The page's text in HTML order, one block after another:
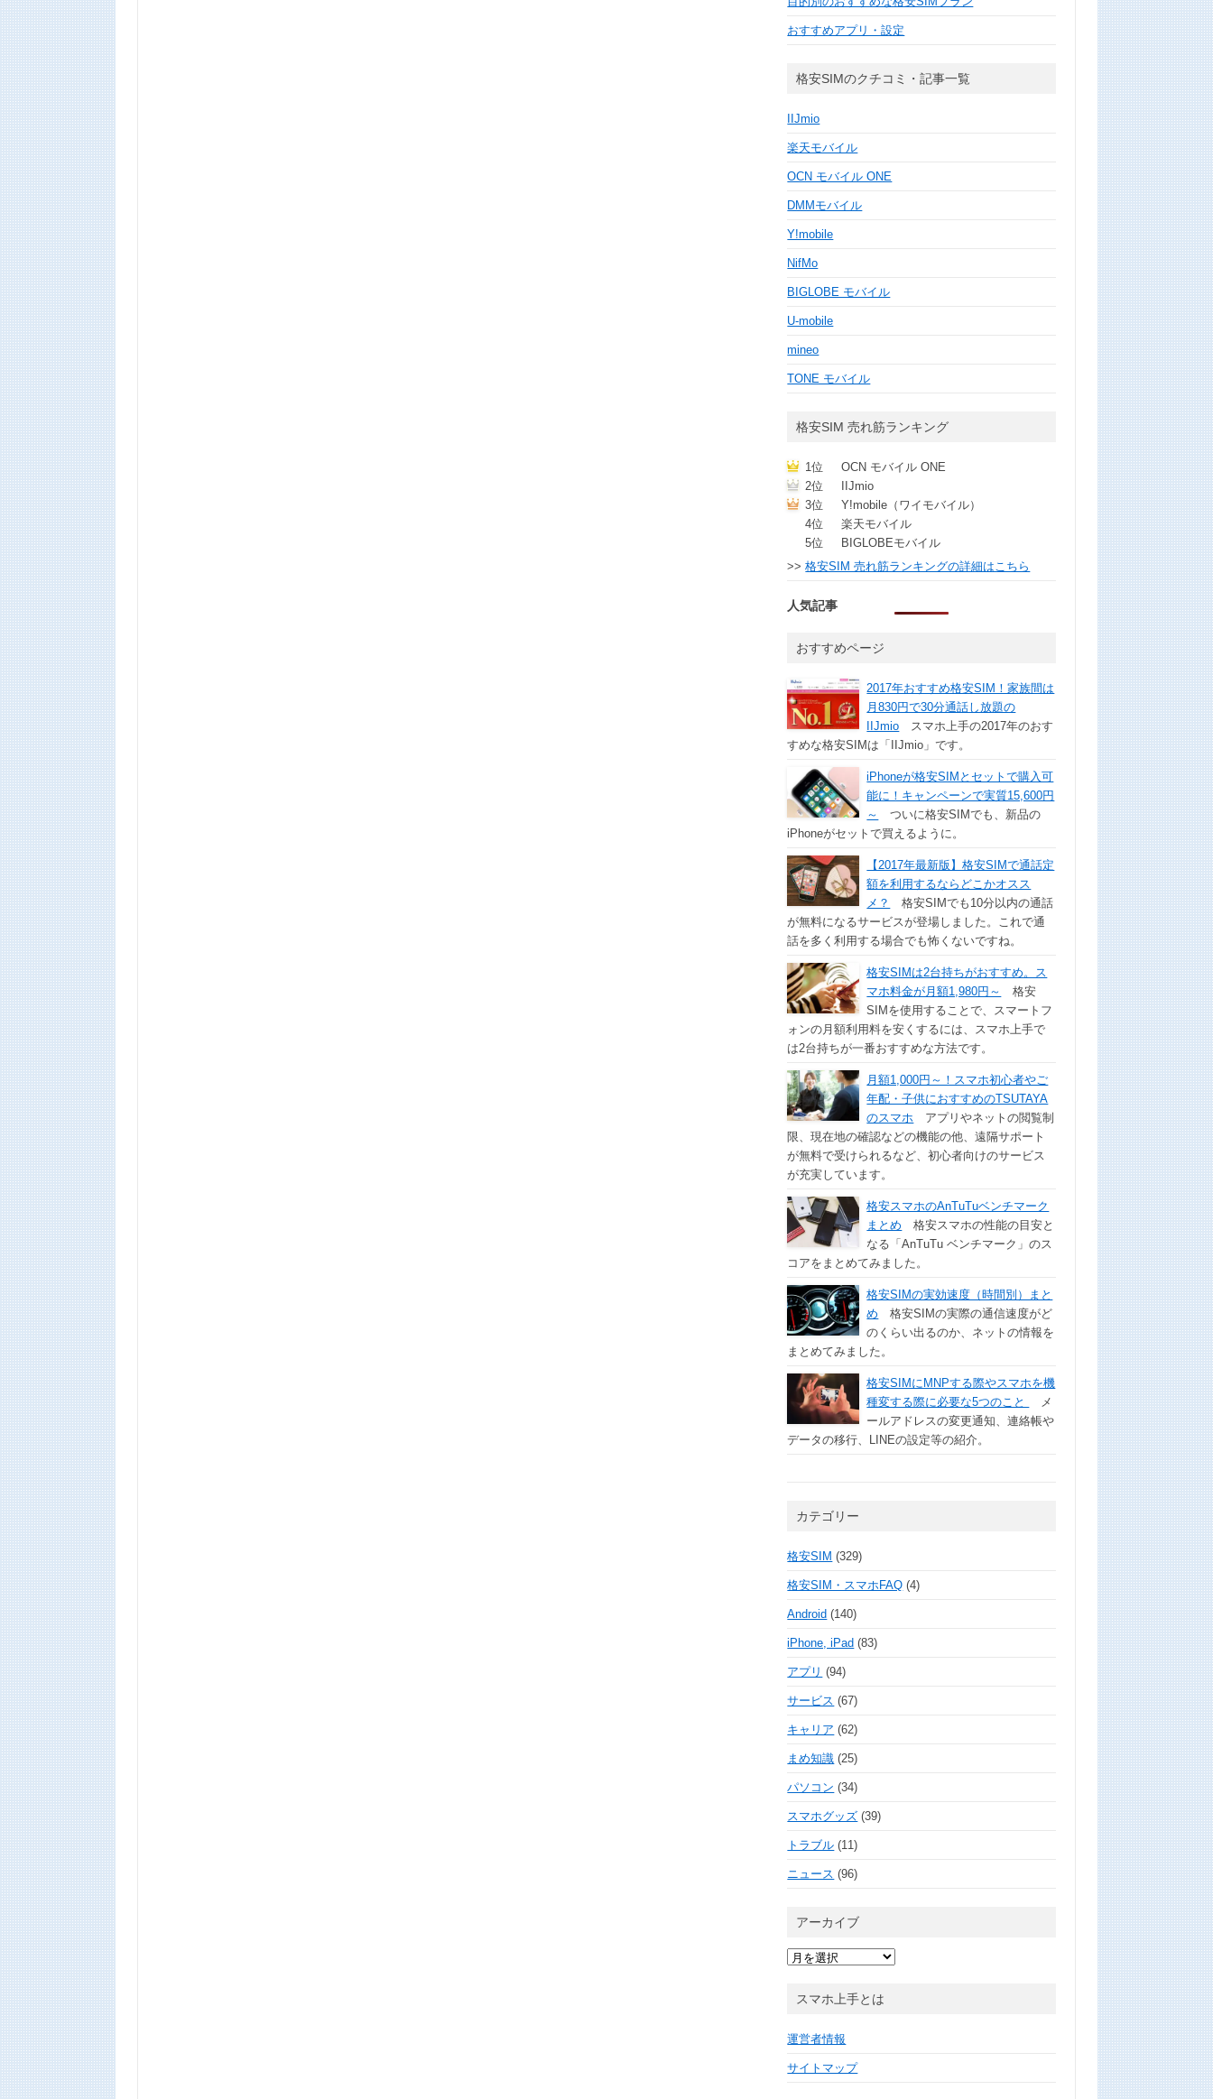
おすすめアプリ・設定
格安SIMのクチコミ・記事一覧
IIJmio
楽天モバイル
OCN モバイル ONE
DMMモバイル
Y!mobile
NifMo
BIGLOBE モバイル
U-mobile
mineo
TONE モバイル
格安SIM 売れ筋ランキング
1位
OCN モバイル ONE
2位
IIJmio
3位
Y!mobile（ワイモバイル）
4位
楽天モバイル
5位
BIGLOBEモバイル
>>格安SIM 売れ筋ランキングの詳細はこちら
人気記事
おすすめページ
2017年おすすめ格安SIM！家族間は
月830円で30分通話し放題の
IIJmio スマホ上手の2017年のおす
すめな格安SIMは「IIJmio」です。
iPhoneが格安SIMとセットで購入可
能に！キャンペーンで実質15,600円
～
ついに格安SIMでも、新品の
iPhoneがセットで買えるように。
【2017年最新版】格安SIMで通話定
額を利用するならどこかオスス
メ？
格安SIMでも10分以内の通話
が無料になるサービスが登場しました。これで通
話を多く利用する場合でも怖くないですね。
格安SIMは2台持ちがおすすめ。ス
マホ料金が月額1,980円～
格安
SIMを使用することで、スマートフ
ォンの月額利用料を安くするには、スマホ上手で
は2台持ちが一番おすすめな方法です。
月額1,000円～！スマホ初心者やご
年配・子供におすすめのTSUTAYA
のスマホ アプリやネットの閲覧制
限、現在地の確認などの機能の他、遠隔サポート
が無料で受けられるなど、初心者向けのサービス
が充実しています。
格安スマホのAnTuTuベンチマーク
まとめ 格安スマホの性能の目安と
なる「AnTuTu ベンチマーク」のス
コアをまとめてみました。
格安SIMの実効速度（時間別）まと
め 格安SIMの実際の通信速度がど
のくらい出るのか、ネットの情報を
まとめてみました。
格安SIMにMNPする際やスマホを機
種変する際に必要な5つのこと
メ
ールアドレスの変更通知、連絡帳や
データの移行、LINEの設定等の紹介。
カテゴリー
格安SIM (329)
格安SIM・スマホFAQ (4)
Android (140)
iPhone, iPad (83)
アプリ (94)
サービス (67)
キャリア (62)
まめ知識 (25)
パソコン (34)
スマホグッズ (39)
トラブル (11)
ニュース (96)
アーカイブ
ア
ー
ブスマホ上手とは
運営者情報
サイトマップ